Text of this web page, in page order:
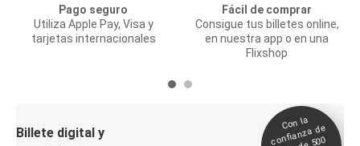
Pago seguro
Utiliza Apple Pay, Visa y
tarjetas internacionales
Fácil de comprar
Consigue tus billetes online,
en nuestra app o en una
Flixshop
Billete digital y
Con la
confianza de